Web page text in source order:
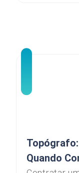
Quando